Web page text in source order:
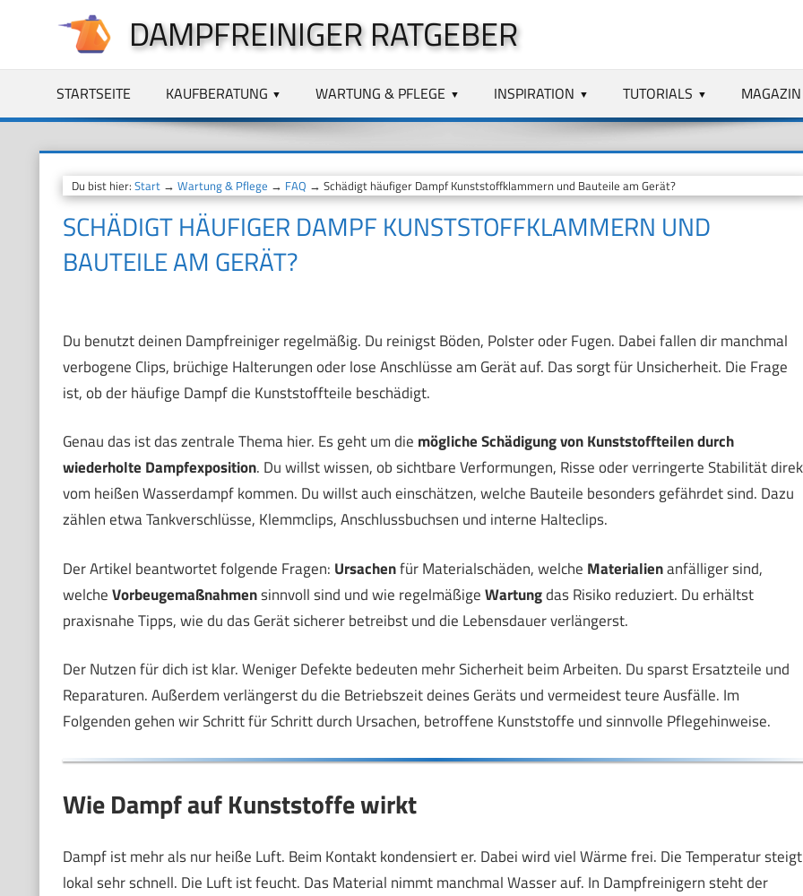
springen
DAMPFREINIGER RATGEBER
STARTSEITE KAUFBERATUNG WARTUNG & PFLEGE INSPIRATION TUTORIALS MAGAZIN
Du bist hier: Start→ Wartung & Pflege → FAQ → Schädigt häufiger Dampf Kunststoffklammern und Bauteile am Gerät?
SCHÄDIGT HÄUFIGER DAMPF KUNSTSTOFFKLAMMERN UND
BAUTEILE AM GERÄT?
Du benutzt deinen Dampfreiniger regelmäßig. Du reinigst Böden, Polster oder Fugen. Dabei fallen dir manchmal
verbogene Clips, brüchige Halterungen oder lose Anschlüsse am Gerät auf. Das sorgt für Unsicherheit. Die Frage
ist, ob der häufige Dampf die Kunststoffteile beschädigt.
Genau das ist das zentrale Thema hier. Es geht um die mögliche Schädigung von Kunststoffteilen durch
wiederholte Dampfexposition. Du willst wissen, ob sichtbare Verformungen, Risse oder verringerte Stabilität
vom heißen Wasserdampf kommen. Du willst auch einschätzen, welche Bauteile besonders gefährdet sind. Dazu
zählen etwa Tankverschlüsse, Klemmclips, Anschlussbuchsen und interne Halteclips.
Der Artikel beantwortet folgende Fragen: Ursachenfür Materialschäden, welche Materialienanfälliger sind,
welcheVorbeugemaßnahmensinnvoll sind und wie regelmäßigeWartungdas Risiko reduziert. Du erhältst
praxisnahe Tipps, wie du das Gerät sicherer betreibst und die Lebensdauer verlängerst.
Der Nutzen für dich ist klar. Weniger Defekte bedeuten mehr Sicherheit beim Arbeiten. Du sparst Ersatzteile und
Reparaturen. Außerdem verlängerst du die Betriebszeit deines Geräts und vermeidest teure Ausfälle. Im
Folgenden gehen wir Schritt für Schritt durch Ursachen, betroffene Kunststoffe und sinnvolle Pflegehinweise.
Wie Dampf auf Kunststoffe wirkt
Dampf ist mehr als nur heiße Luft. Beim Kontakt kondensiert er. Dabei wird viel Wärme frei. Die Temperatur steigt
lokal sehr schnell. Die Luft ist feucht. Das Material nimmt manchmal Wasser auf. In Dampfreinigern steht der